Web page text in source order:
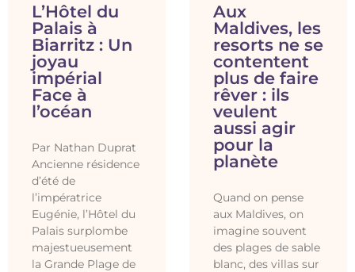
L’Hôtel du
Palais à
Biarritz : Un
joyau
impérial
Face à
l’océan
Par Nathan Duprat
Ancienne résidence
d’été de
l’impératrice
Eugénie, l’Hôtel du
Palais surplombe
majestueusement
la Grande Plage de
Aux
Maldives, les
resorts ne se
contentent
plus de faire
rêver : ils
veulent
aussi agir
pour la
planète
Quand on pense
aux Maldives, on
imagine souvent
des plages de sable
blanc, des villas sur